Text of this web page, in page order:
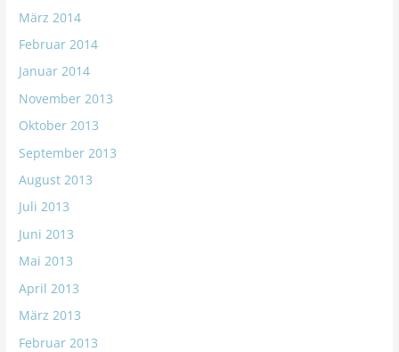
März 2014
Februar 2014
Januar 2014
November 2013
Oktober 2013
September 2013
August 2013
Juli 2013
Juni 2013
Mai 2013
April 2013
März 2013
Februar 2013